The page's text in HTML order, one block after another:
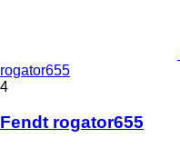
rogator655
4
Fendt rogator655